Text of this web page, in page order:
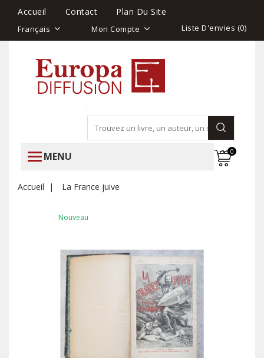
Accueil Contact Plan Du Site
Français Mon Compte Liste D'envies (0)
MENU 0
Accueil La France juive
Nouveau